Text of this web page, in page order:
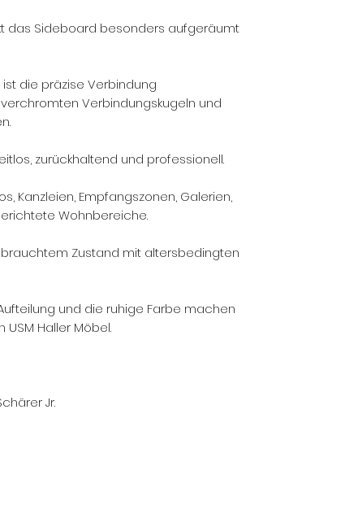
das Sideboard besonders aufgeräumt
ist die präzise Verbindung
Verbindungskugeln und
zurückhaltend und professionell.
Kanzleien, Empfangszonen, Galerien,
Wohnbereiche.
Zustand mit altersbedingten
und die ruhige Farbe machen
Haller Möbel.
Jr.